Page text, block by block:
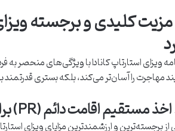
5 مزیت کلیدی و برجسته
ویزای استارتاپ کانادا با ویژگی‌های منحصر به
مهاجرت را آسان‌تر می‌کند، بلکه بستری